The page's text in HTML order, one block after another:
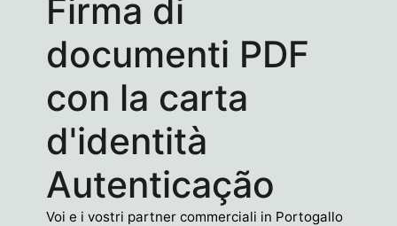
Firma di
documenti PDF
con la carta
d'identità
Autenticação
Voi e i vostri partner commerciali in Portogallo